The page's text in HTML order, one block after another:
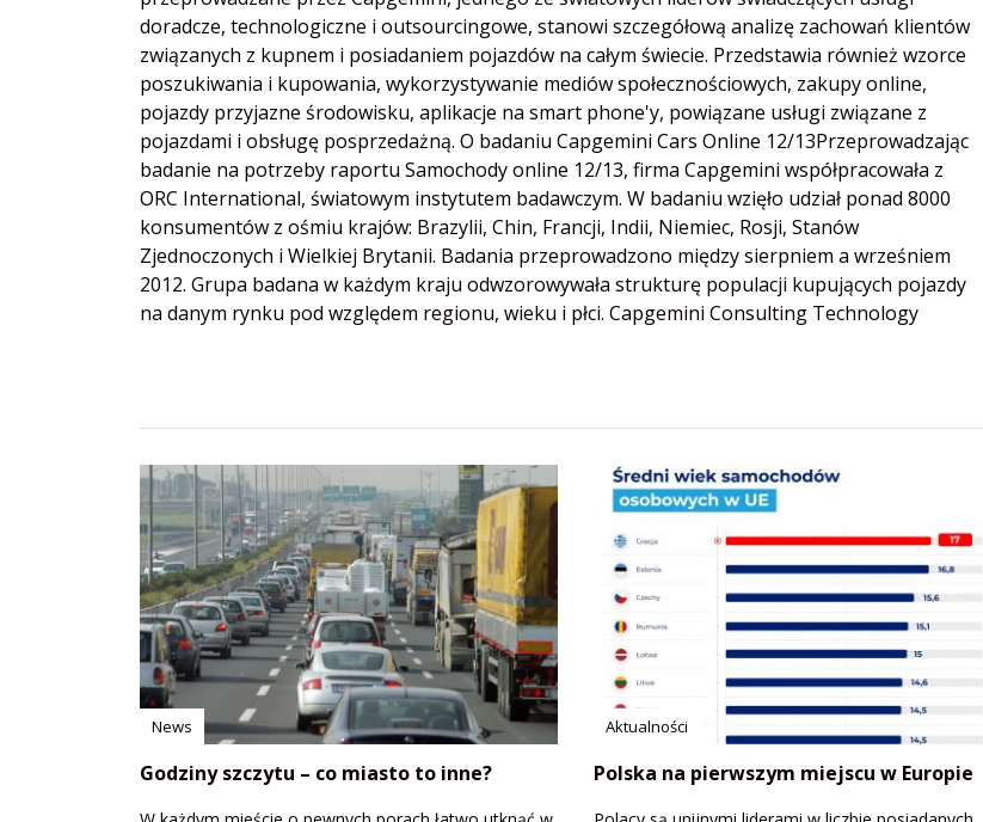
doradcze, technologiczne i outsourcingowe, stanowi szczegółową analizę zachowań klientów
związanych z kupnem i posiadaniem pojazdów na całym świecie. Przedstawia również wzorce
poszukiwania i kupowania, wykorzystywanie mediów społecznościowych, zakupy online,
pojazdy przyjazne środowisku, aplikacje na smart phone'y, powiązane usługi związane z
pojazdami i obsługę posprzedażną. O badaniu Capgemini Cars Online 12/13Przeprowadzając
badanie na potrzeby raportu Samochody online 12/13, firma Capgemini współpracowała z
ORC International, światowym instytutem badawczym. W badaniu wzięło udział ponad 8000
konsumentów z ośmiu krajów: Brazylii, Chin, Francji, Indii, Niemiec, Rosji, Stanów
Zjednoczonych i Wielkiej Brytanii. Badania przeprowadzono między sierpniem a wrześniem
2012. Grupa badana w każdym kraju odwzorowywała strukturę populacji kupujących pojazdy
na danym rynku pod względem regionu, wieku i płci. Capgemini Consulting Technology
News
Godziny szczytu – co miasto to inne?
Aktualności
Polska na pierwszym miejscu w Europie